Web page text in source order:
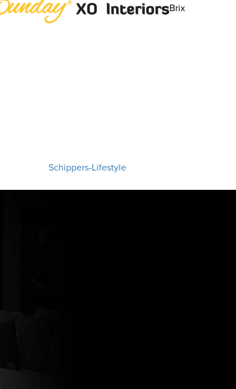
Brix
Schippers-Lifestyle